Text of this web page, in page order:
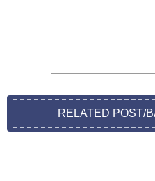
RELATED POST/